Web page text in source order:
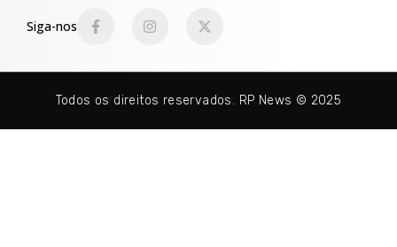
Siga-nos
Todos os direitos reservados. RP News © 2025